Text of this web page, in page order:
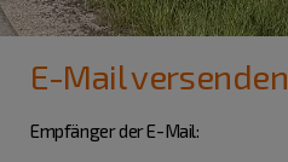
E-Mail versenden
Empfänger der E-Mail: